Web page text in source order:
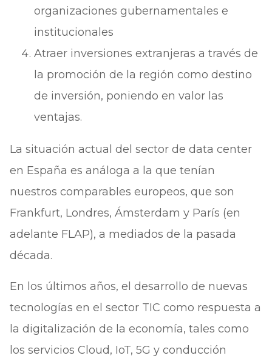
organizaciones gubernamentales e
institucionales
Atraer inversiones extranjeras a través de
la promoción de la región como destino
de inversión, poniendo en valor las
ventajas.
La situación actual del sector de data center
en España es análoga a la que tenían
nuestros comparables europeos, que son
Frankfurt, Londres, Ámsterdam y París (en
adelante FLAP), a mediados de la pasada
década.
En los últimos años, el desarrollo de nuevas
tecnologías en el sector TIC como respuesta a
la digitalización de la economía, tales como
los servicios Cloud, IoT, 5G y conducción